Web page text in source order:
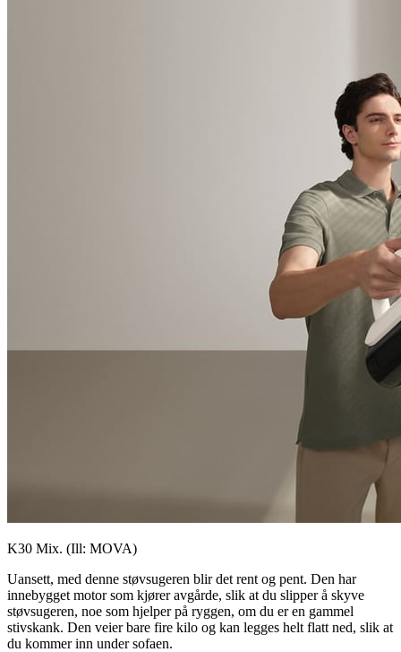
K30 Mix. (Ill: MOVA)
Uansett, med denne støvsugeren blir det rent og pent. Den har
innebygget motor som kjører avgårde, slik at du slipper å skyve
støvsugeren, noe som hjelper på ryggen, om du er en gammel
stivskank. Den veier bare fire kilo og kan legges helt flatt ned, slik at
du kommer inn under sofaen.